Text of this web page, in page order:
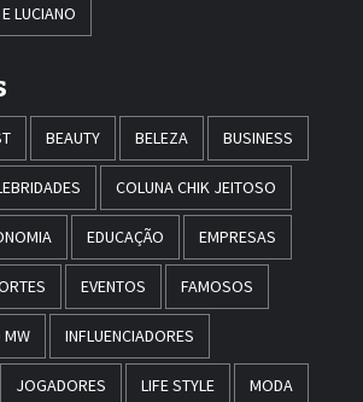
LUCIANO
BEAUTY BELEZA BUSINESS
COLUNA CHIK JEITOSO
EDUCAÇÃO EMPRESAS
EVENTOS FAMOSOS
MW INFLUENCIADORES
JOGADORES LIFE STYLE MODA